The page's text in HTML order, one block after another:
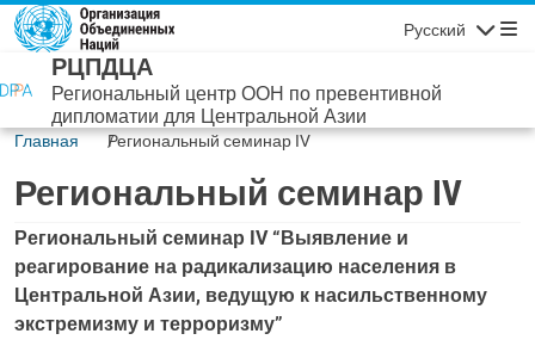
Перейти к основному содержанию
Русский
РЦПДЦА
Региональный центр ООН по превентивной
дипломатии для Центральной Азии
Главная Региональный семинар IV
Региональный семинар IV
Региональный семинар IV “Выявление и
реагирование на радикализацию населения в
Центральной Азии, ведущую к насильственному
экстремизму и терроризму”